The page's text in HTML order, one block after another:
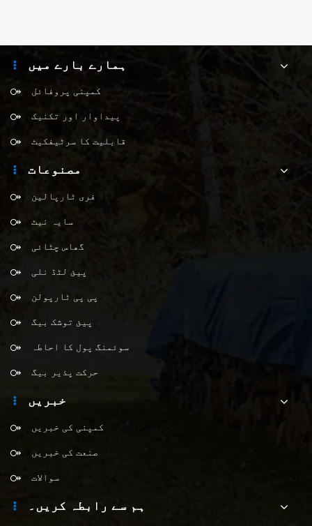
ہمارے بارے میں
کمپنی پروفائل
پیداوار اور تکنیک
قابلیت کا سرٹیفکیٹ
مصنوعات
فری ٹارپالین
سایہ نیٹ
گھاس چٹائی
پیئ لٹڈ نلی
پی پی ٹارپولن
پیئ توشک بیگ
سوئمنگ پول کا احاطہ
حرکت پذیر بیگ
خبریں
کمپنی کی خبریں
صنعت کی خبریں
سوالات
ہم سے رابطہ کریں۔